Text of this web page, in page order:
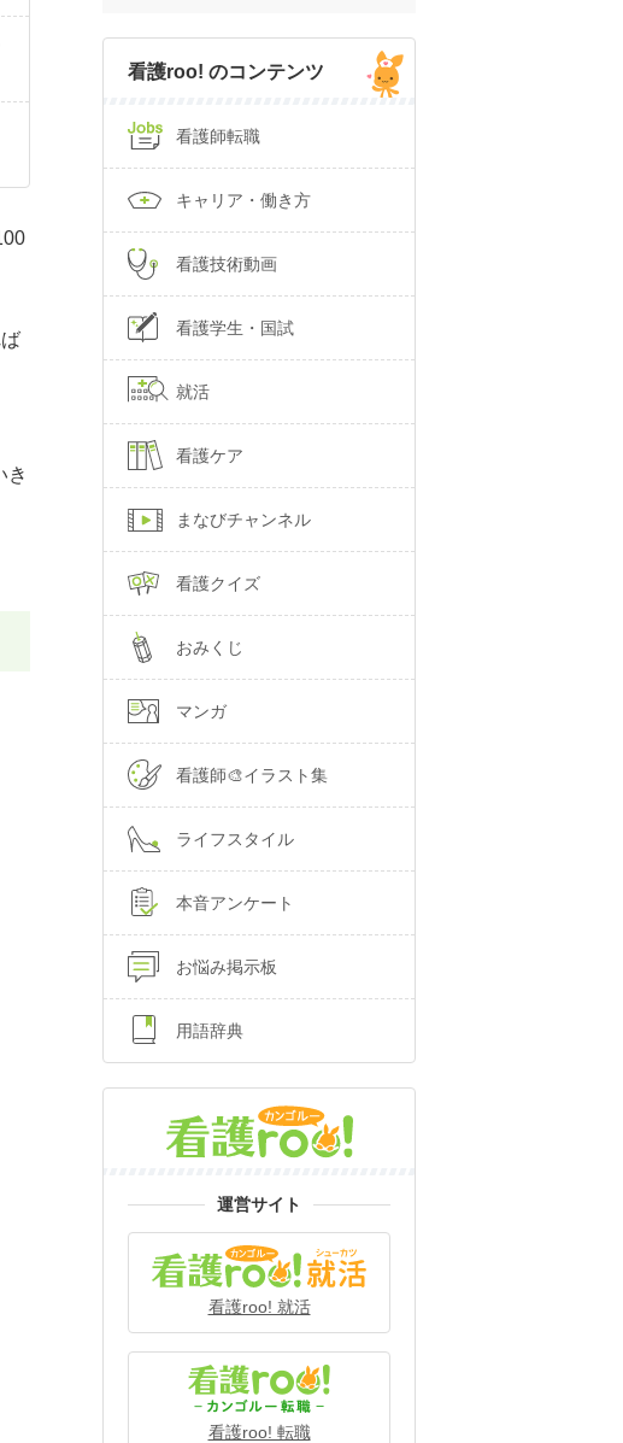
き
看護roo! のコンテンツ
看護師転職
キャリア・働き方
看護技術動画
看護学生・国試
就活
看護ケア
まなびチャンネル
看護クイズ
おみくじ
マンガ
看護師🎨イラスト集
ライフスタイル
本音アンケート
お悩み掲示板
用語辞典
運営サイト
看護roo! 就活
看護roo! 転職